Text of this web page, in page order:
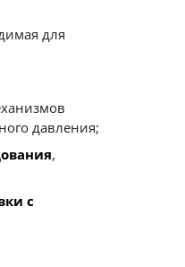
для
давления;
,
с